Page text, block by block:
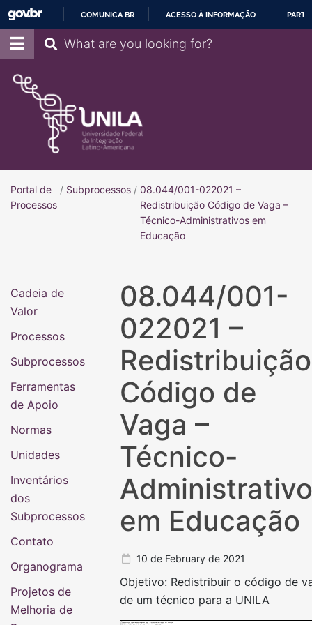
COMUNICA BR ACESSO À INFORMAÇÃO
Pesquisar
Portal de
ProcessosPortal de Processos
/ Subprocessos / 08.044/001-022021 –
Redistribuição Código de Vaga –
Técnico-Administrativos em
Educação
08.044/001-
022021 –
Redistribuição
Código de
Vaga –
Técnico-
em Educação
10 de February de 2021
Objetivo: Redistribuir o código de
de um técnico para a UNILA
Subprocesso: Redistribuição Código de Vaga - Técnico-Administrativos em Educação
Cadeia de
Valor
Processos
Subprocessos
Ferramentas
de Apoio
Normas
Unidades
Inventários
dos
Subprocessos
Contato
Organograma
Projetos de
Melhoria de